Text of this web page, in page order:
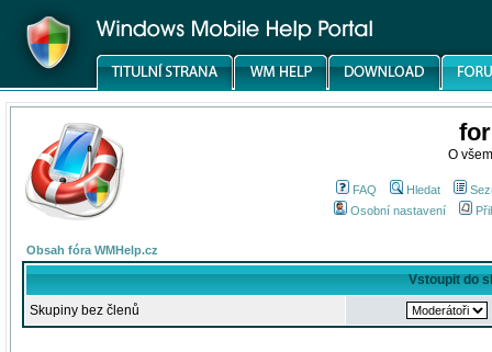
O
FAQ Hledat
Osobní nastavení
Obsah fóra WMHelp.cz
Vstoupit do
Skupiny bez členů